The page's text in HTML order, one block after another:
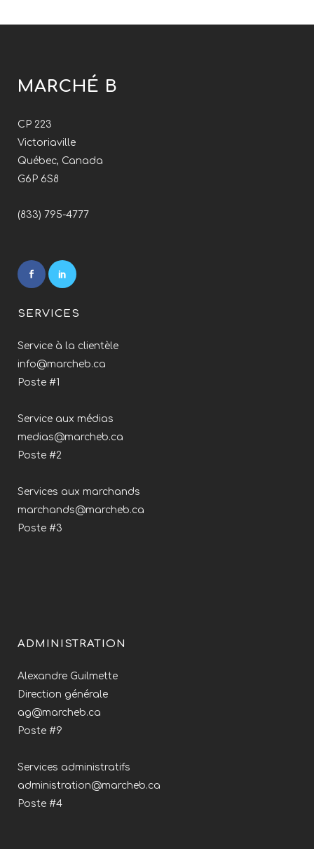
MARCHÉ B
CP 223
Victoriaville
Québec, Canada
G6P 6S8
(833) 795-4777
SERVICES
Service à la clientèle
info@marcheb.ca
Poste #1
Service aux médias
medias@marcheb.ca
Poste #2
Services aux marchands
marchands@marcheb.ca
Poste #3
ADMINISTRATION
Alexandre Guilmette
Direction générale
ag@marcheb.ca
Poste #9
Services administratifs
administration@marcheb.ca
Poste #4